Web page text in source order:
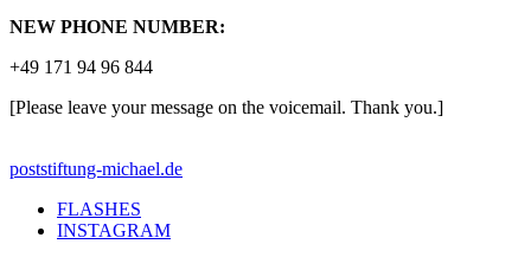
NEW PHONE NUMBER:
+49 171 94 96 844
[Please leave your message on the voicemail. Thank you.]
poststiftung-michael.de
FLASHES
INSTAGRAM